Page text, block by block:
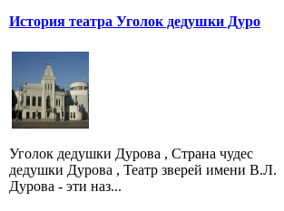
История театра Уголок дедушки Дуро
Уголок дедушки Дурова , Страна чудес
дедушки Дурова , Театр зверей имени В.Л.
Дурова - эти наз...